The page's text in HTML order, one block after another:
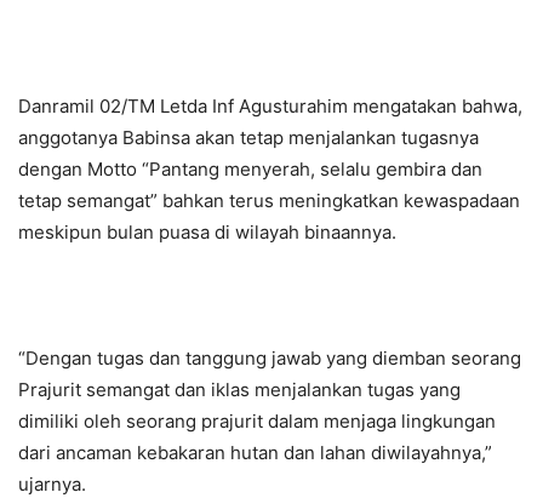
Danramil 02/TM Letda Inf Agusturahim mengatakan bahwa,
anggotanya Babinsa akan tetap menjalankan tugasnya
dengan Motto “Pantang menyerah, selalu gembira dan
tetap semangat” bahkan terus meningkatkan kewaspadaan
meskipun bulan puasa di wilayah binaannya.
“Dengan tugas dan tanggung jawab yang diemban seorang
Prajurit semangat dan iklas menjalankan tugas yang
dimiliki oleh seorang prajurit dalam menjaga lingkungan
dari ancaman kebakaran hutan dan lahan diwilayahnya,”
ujarnya.